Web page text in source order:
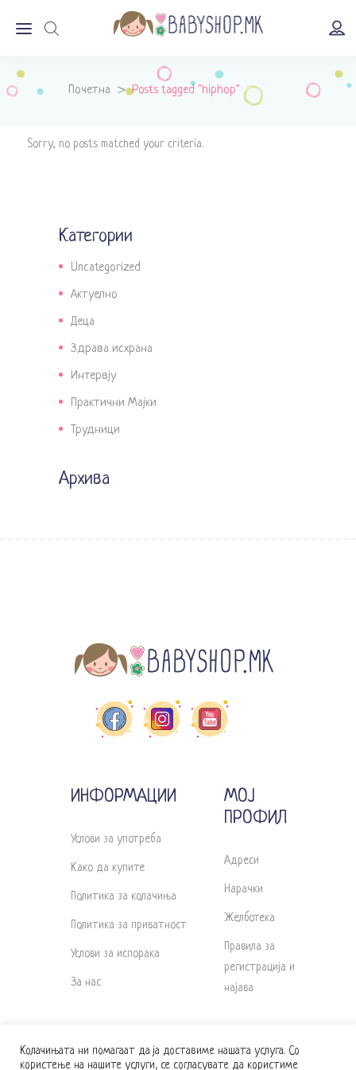
Почетна >Posts tagged "hiphop"
Sorry, no posts matched your criteria.
Категории
Uncategorized
Актуелно
Деца
Здрава исхрана
Интервју
Практични Мајки
Трудници
Архива
ИНФОРМАЦИИ
Услови за употреба
Како да купите
Политика за колачиња
Политика за приватност
Услови за испорака
За нас
МОЈ
ПРОФИЛ
Адреси
Нарачки
Желботека
Правила за
регистрација и
најава
Колачињата ни помагаат да ја доставиме нашата услуга. Со
користење на нашите услуги, се согласувате да користиме